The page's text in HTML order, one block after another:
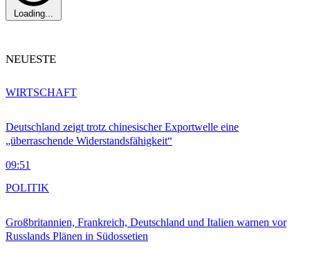
Loading...
NEUESTE
Deutschland zeigt trotz chinesischer Exportwelle eine
„überraschende Widerstandsfähigkeit“
09:51
WIRTSCHAFT
Großbritannien, Frankreich, Deutschland und Italien warnen vor
Russlands Plänen in Südossetien
POLITIK